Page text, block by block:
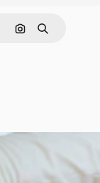
画像で検索
検索